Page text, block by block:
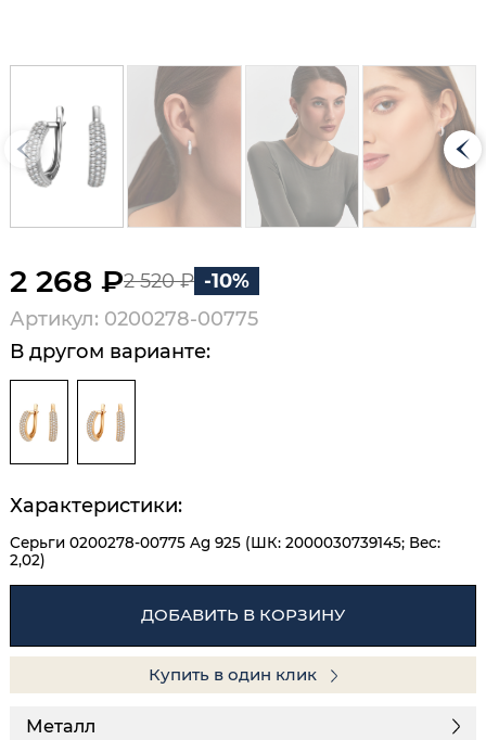
2 268 ₽2 520 ₽ -10%
Артикул: 0200278-00775
В другом варианте:
Характеристики:
Серьги 0200278-00775 Ag 925 (ШК: 2000030739145; Вес:
2,02)
ДОБАВИТЬ В КОРЗИНУ
Купить в один клик
Металл